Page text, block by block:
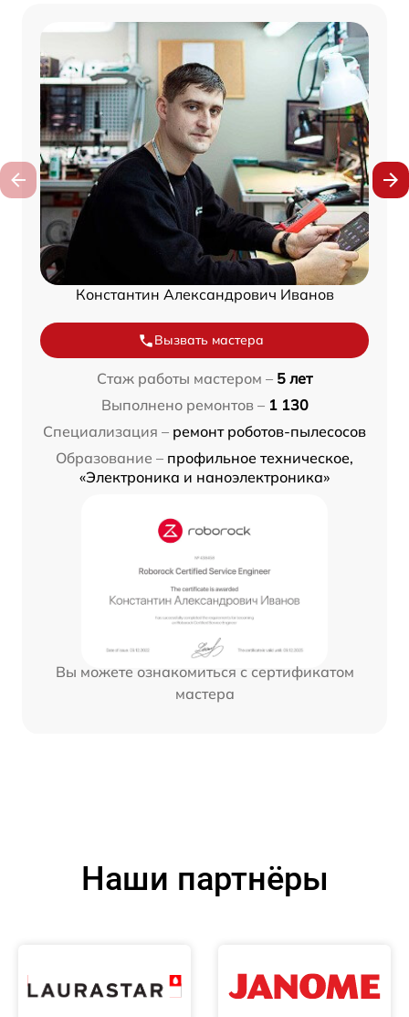
Константин Александрович Иванов
Вызвать мастера
Стаж работы мастером – 5 лет
Выполнено ремонтов – 1 130
Специализация – ремонт роботов-пылесосов
Образование – профильное техническое,
«Электроника и наноэлектроника»
Вы можете ознакомиться с сертификатом
мастера
Наши партнёры